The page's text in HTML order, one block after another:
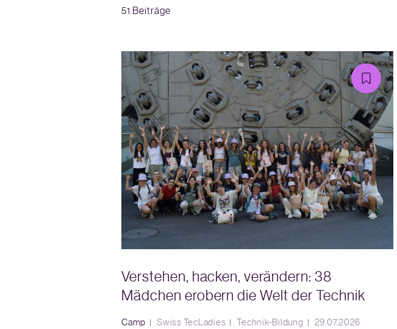
51 Beiträge
Verstehen, hacken, verändern: 38
Mädchen erobern die Welt der Technik
Camp Swiss TecLadies Technik-Bildung 29.07.2026